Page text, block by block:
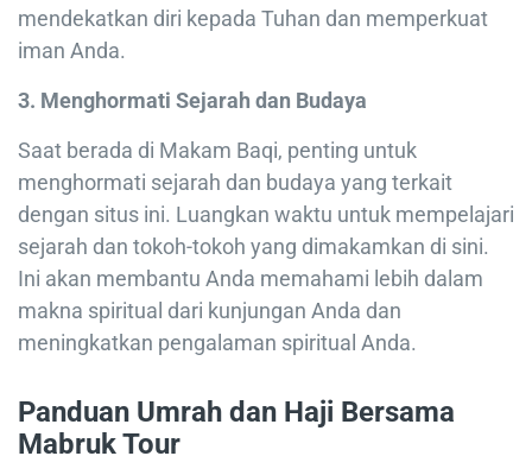
mendekatkan diri kepada Tuhan dan memperkuat
iman Anda.
3. Menghormati Sejarah dan Budaya
Saat berada di Makam Baqi, penting untuk
menghormati sejarah dan budaya yang terkait
dengan situs ini. Luangkan waktu untuk mempelajari
sejarah dan tokoh-tokoh yang dimakamkan di sini.
Ini akan membantu Anda memahami lebih dalam
makna spiritual dari kunjungan Anda dan
meningkatkan pengalaman spiritual Anda.
Panduan Umrah dan Haji Bersama
Mabruk Tour